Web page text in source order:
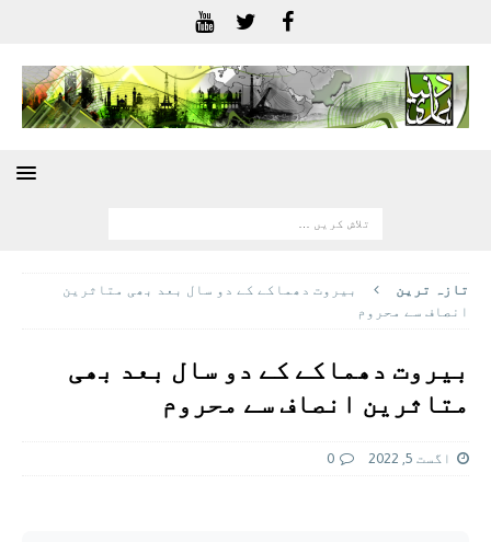
تازہ ترين
بیروت دھماکے کے دو سال بعد بھی متاثرین
انصاف سے محروم
بیروت دھماکے کے دو سال بعد بھی
متاثرین انصاف سے محروم
اگست 5, 2022 0